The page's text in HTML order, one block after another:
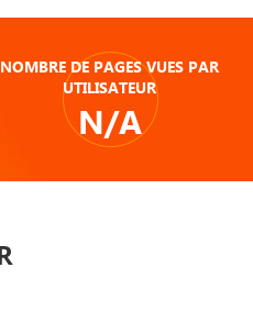
NOMBRE DE PAGES VUES PAR
UTILISATEUR
N/A